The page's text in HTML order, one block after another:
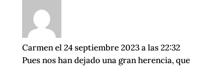
Carmenel 24 septiembre 2023 a las 22:32
Pues nos han dejado una gran herencia, que